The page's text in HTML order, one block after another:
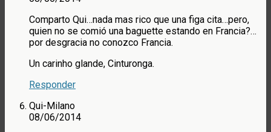
Comparto Qui…nada mas rico que una figa cita…pero,
quien no se comió una baguette estando en Francia?…
por desgracia no conozco Francia.
Un carinho glande, Cinturonga.
Responder
Qui-Milano
08/06/2014